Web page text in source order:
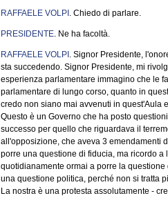
RAFFAELE VOLPI . Chiedo di parlare.
PRESIDENTE. Ne ha facoltà.
RAFFAELE VOLPI . Signor Presidente,
sta succedendo. Signor Presidente, mi
esperienza parlamentare immagino che le
parlamentare di lungo corso, quanto in
credo non siano mai avvenuti in quest'Aula
Questo è un Governo che ha posto
successo per quello che riguardava il
all'opposizione, che aveva 3 emendamenti
porre una questione di fiducia, ma ricordo
quotidianamente ormai a porre la
una questione politica, perché non si tratta
La nostra è una protesta assolutamente -